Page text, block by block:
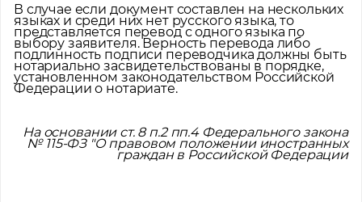
В случае если документ составлен на нескольких
языках и среди них нет русского языка, то
представляется перевод с одного языка по
выбору заявителя. Верность перевода либо
подлинность подписи переводчика должны быть
нотариально засвидетельствованы в порядке,
установленном законодательством Российской
Федерации о нотариате.
На основании ст. 8 п.2 пп.4 Федерального закона
№ 115-ФЗ "О правовом положении иностранных
граждан в Российской Федерации